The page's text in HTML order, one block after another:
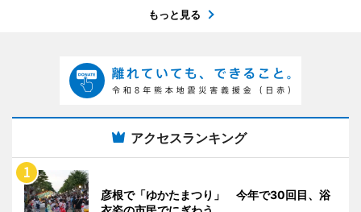
もっと見る
アクセスランキング
彦根で「ゆかたまつり」 今年で30回目、浴